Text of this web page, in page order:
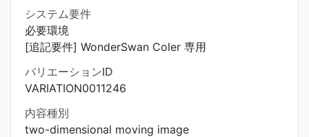
システム要件
必要環境
[追記要件] WonderSwan Coler 専用
バリエーションID
VARIATION0011246
内容種別
two-dimensional moving image